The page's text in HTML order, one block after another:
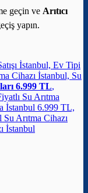
geçin ve Arıtıcı
yapın.
İstanbul, Ev Tipi
Cihazı İstanbul, Su
6.999 TL,
Su Arıtma
İstanbul 6.999 TL,
Arıtma Cihazı
İstanbul